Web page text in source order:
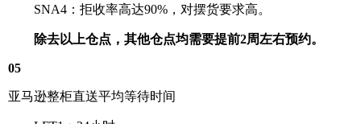
SNA4：拒收率高达90%，对摆货要求高。
除去以上仓点，其他仓点均需要提前2周左右预约。
05
亚马逊整柜直送平均等待时间